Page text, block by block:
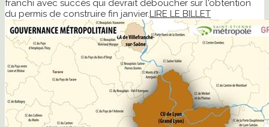
franchi avec succès qui devrait déboucher sur l'obtention
du permis de construire fin janvier.LIRE LE BILLET